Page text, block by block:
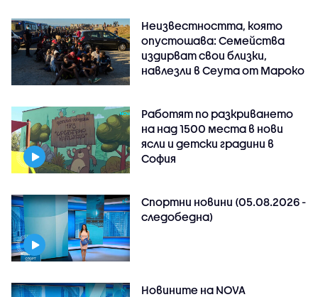
Неизвестността, която
опустошава: Семейства
издирват свои близки,
навлезли в Сеута от Мароко
Работят по разкриването
на над 1500 места в нови
ясли и детски градини в
София
Спортни новини (05.08.2026 -
следобедна)
Новините на NOVA